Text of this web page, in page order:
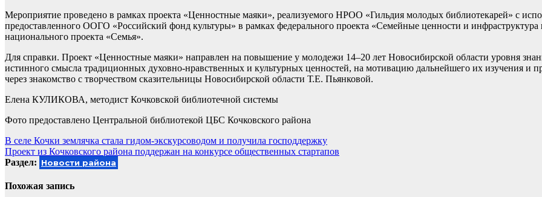
Мероприятие проведено в рамках проекта «Ценностные маяки», реализуемого НРОО «Гильдия молодых библиотекарей» с
предоставленного ООГО «Российский фонд культуры» в рамках федерального проекта «Семейные ценности и инфраструктура
национального проекта «Семья».
Для справки. Проект «Ценностные маяки» направлен на повышение у молодежи 14–20 лет Новосибирской области уровня
истинного смысла традиционных духовно-нравственных и культурных ценностей, на мотивацию дальнейшего их изучения и
через знакомство с творчеством сказительницы Новосибирской области Т.Е. Пьянковой.
Елена КУЛИКОВА, методист Кочковской библиотечной системы
Фото предоставлено Центральной библиотекой ЦБС Кочковского района
Навигация
по
В селе Кочки землячка стала гидом-экскурсоводом и получила господдержку
Проект из Кочковского района поддержан на конкурсе общественных стартапов
Раздел: Новости района
Похожая запись